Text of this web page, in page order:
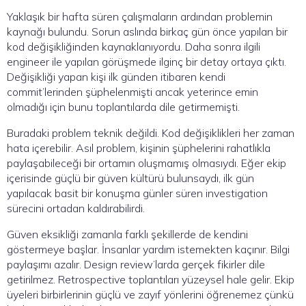
Yaklaşık bir hafta süren çalışmaların ardından problemin
kaynağı bulundu. Sorun aslında birkaç gün önce yapılan bir
kod değişikliğinden kaynaklanıyordu. Daha sonra ilgili
engineer ile yapılan görüşmede ilginç bir detay ortaya çıktı.
Değişikliği yapan kişi ilk günden itibaren kendi
commit’lerinden şüphelenmişti ancak yeterince emin
olmadığı için bunu toplantılarda dile getirmemişti.
Buradaki problem teknik değildi. Kod değişiklikleri her zaman
hata içerebilir. Asıl problem, kişinin şüphelerini rahatlıkla
paylaşabileceği bir ortamın oluşmamış olmasıydı. Eğer ekip
içerisinde güçlü bir güven kültürü bulunsaydı, ilk gün
yapılacak basit bir konuşma günler süren investigation
sürecini ortadan kaldırabilirdi.
Güven eksikliği zamanla farklı şekillerde de kendini
göstermeye başlar. İnsanlar yardım istemekten kaçınır. Bilgi
paylaşımı azalır. Design review’larda gerçek fikirler dile
getirilmez. Retrospective toplantıları yüzeysel hale gelir. Ekip
üyeleri birbirlerinin güçlü ve zayıf yönlerini öğrenemez çünkü